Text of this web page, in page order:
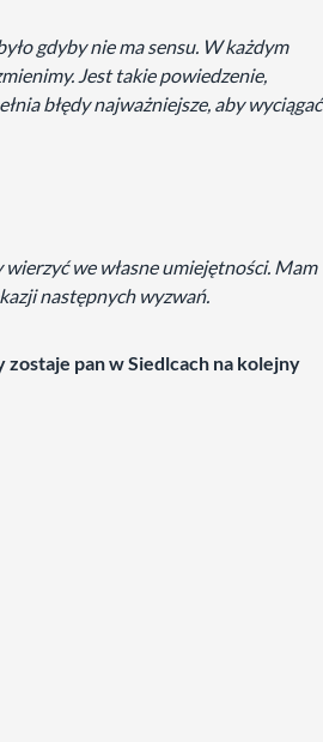
gdyby nie ma sensu. W każdym
Jest takie powiedzenie,
błędy najważniejsze, aby wyciągać
wierzyć we własne umiejętności. Mam
następnych wyzwań.
zostaje pan w Siedlcach na kolejny